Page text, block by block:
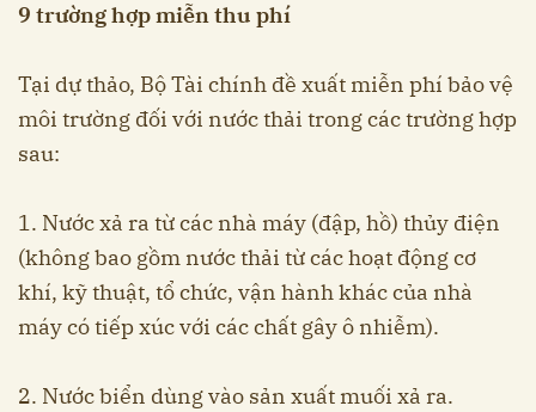
9 trường hợp miễn thu phí
Tại dự thảo, Bộ Tài chính đề xuất miễn phí bảo vệ
môi trường đối với nước thải trong các trường hợp
sau:
1. Nước xả ra từ các nhà máy (đập, hồ) thủy điện
(không bao gồm nước thải từ các hoạt động cơ
khí, kỹ thuật, tổ chức, vận hành khác của nhà
máy có tiếp xúc với các chất gây ô nhiễm).
2. Nước biển dùng vào sản xuất muối xả ra.